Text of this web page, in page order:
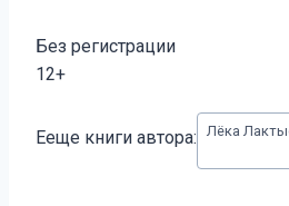
Без регистрации
12+
записи:
Ееще книги автора: Лёка